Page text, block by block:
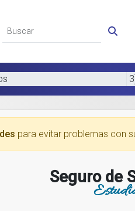
para evitar problemas con
Seguro de